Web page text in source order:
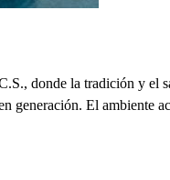
donde la tradición y el
generación. El